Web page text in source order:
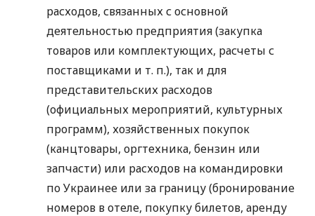
расходов, связанных с основной
деятельностью предприятия (закупка
товаров или комплектующих, расчеты с
поставщиками и т. п.), так и для
представительских расходов
(официальных мероприятий, культурных
программ), хозяйственных покупок
(канцтовары, оргтехника, бензин или
запчасти) или расходов на командировки
по Украинее или за границу (бронирование
номеров в отеле, покупку билетов, аренду